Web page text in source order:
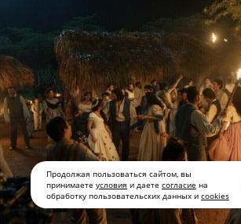
Продолжая пользоваться сайтом, вы
принимаете условия и даете согласие на
обработку пользовательских данных и cookies
свои 17 лет прожила в
внезапно получила в
дедушки целый остров в
ей предстоит узнать
подробностей о своих
Кроме нее в сериале
Руффало, Амели Хеферль и
Брагасон.
С 5 августа, Prime Video